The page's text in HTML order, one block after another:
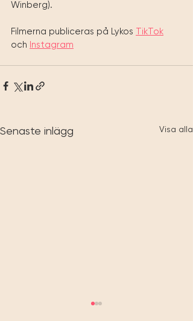
Winberg).
Filmerna publiceras på Lykos
TikTok
och Instagram
Senaste inlägg Visa alla